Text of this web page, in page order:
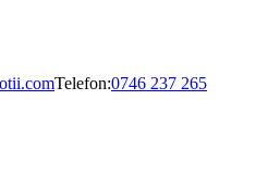
Telefon:0746 237 265